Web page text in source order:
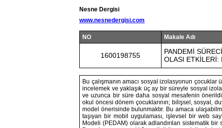
Nesne Dergisi
www.nesnedergisi.com
NO Makale Adı
1600198755
PANDEMİ
OLASI ETKİLERİ:
Bu çalışmanın amacı sosyal izolasyonun
incelemek ve yaklaşık üç ay bir süreyle sosyal
ve uzunca bir süre daha sosyal mesafenin
okul öncesi dönem çocuklarının; bilişsel, sosyal,
model önerisinde bulunmaktır. Bu amaca
taşıyan bir mobil uygulaması, işlevsel bir web
Modeli (PEDAM) olarak adlandırılan sistematik